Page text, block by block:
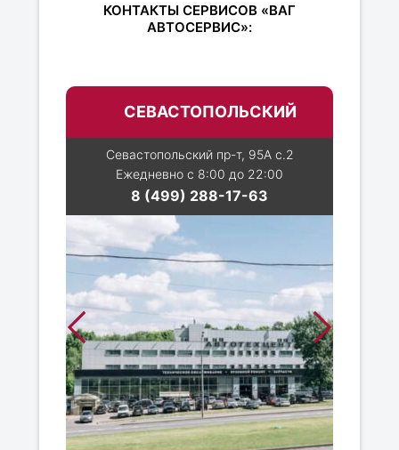
КОНТАКТЫ СЕРВИСОВ «ВАГ
АВТОСЕРВИС»:
СЕВАСТОПОЛЬСКИЙ
Севастопольский пр-т, 95А с.2
Ежедневно с 8:00 до 22:00
8 (499) 288-17-63